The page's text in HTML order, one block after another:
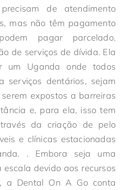
de atendimento
mas não têm pagamento
pagar parcelado.
de serviços de dívida. Ela
Uganda onde todos
serviços dentários, sejam
expostos a barreiras
e, para ela, isso tem
da criação de pelo
e clínicas estacionadas
. Embora seja uma
devido aos recursos
a Dental On A Go conta